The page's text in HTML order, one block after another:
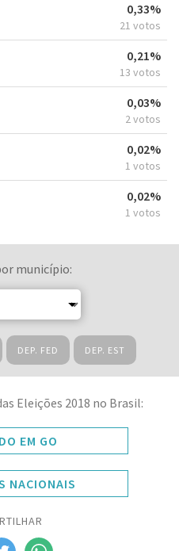
0,33%
21 votos
0,21%
13 votos
0,03%
2 votos
0,02%
1 votos
0,02%
1 votos
município:
DEP. FED DEP. EST
Eleições 2018 no Brasil:
EM GO
NACIONAIS